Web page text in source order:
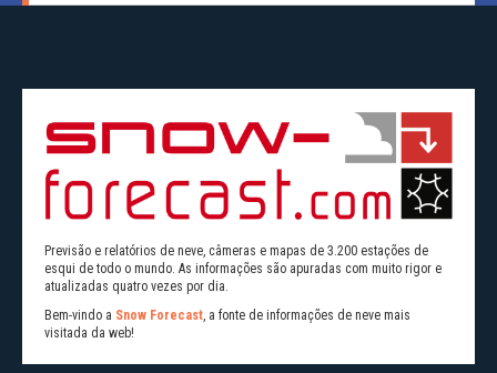
Previsão e relatórios de neve, câmeras e mapas de 3.200 estações de
esqui de todo o mundo. As informações são apuradas com muito rigor e
atualizadas quatro vezes por dia.
Bem-vindo a Snow Forecast, a fonte de informações de neve mais
visitada da web!